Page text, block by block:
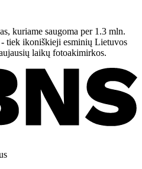
kuriame saugoma per 1.3 mln.
tiek ikoniškieji esminių Lietuvos
laikų fotoakimirkos.